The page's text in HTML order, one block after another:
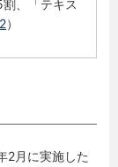
、「テキス
）
2月に実施した